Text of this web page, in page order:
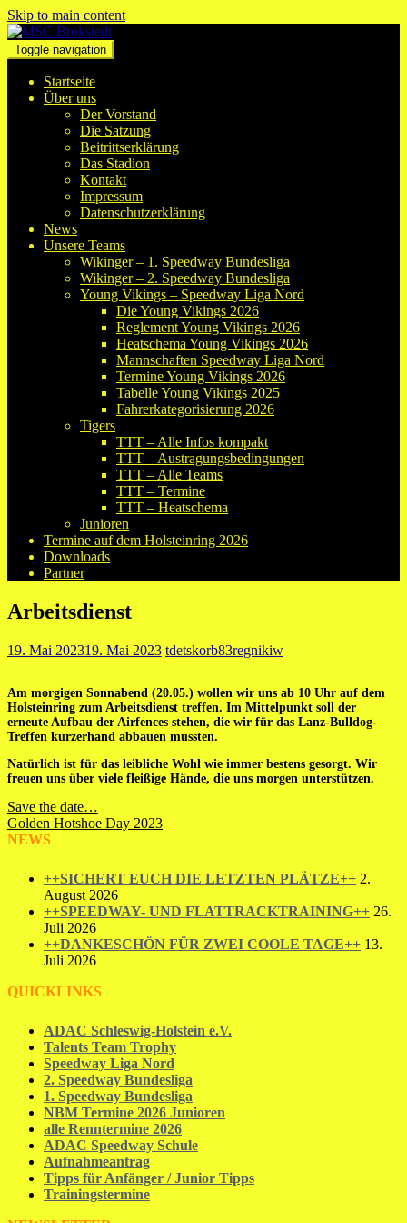
Skip to main content
Toggle navigation
Startseite
Über uns
Der Vorstand
Die Satzung
Beitrittserklärung
Das Stadion
Kontakt
Impressum
Datenschutzerklärung
News
Unsere Teams
Wikinger – 1. Speedway Bundesliga
Wikinger – 2. Speedway Bundesliga
Young Vikings – Speedway Liga Nord
Die Young Vikings 2026
Reglement Young Vikings 2026
Heatschema Young Vikings 2026
Mannschaften Speedway Liga Nord
Termine Young Vikings 2026
Tabelle Young Vikings 2025
Fahrerkategorisierung 2026
Tigers
TTT – Alle Infos kompakt
TTT – Austragungsbedingungen
TTT – Alle Teams
TTT – Termine
TTT – Heatschema
Junioren
Termine auf dem Holsteinring 2026
Downloads
Partner
Arbeitsdienst
19. Mai 202319. Mai 2023 tdetskorb83regnikiw
Am morgigen Sonnabend (20.05.) wollen wir uns ab 10 Uhr auf dem
Holsteinring zum Arbeitsdienst treffen. Im Mittelpunkt soll der
erneute Aufbau der Airfences stehen, die wir für das Lanz-Bulldog-
Treffen kurzerhand abbauen mussten.
Natürlich ist für das leibliche Wohl wie immer bestens gesorgt. Wir
freuen uns über viele fleißige Hände, die uns morgen unterstützen.
Beitragsnavigation
Save the date…
Golden Hotshoe Day 2023
NEWS
++SICHERT EUCH DIE LETZTEN PLÄTZE++ 2.
August 2026
++SPEEDWAY- UND FLATTRACKTRAINING++ 26.
Juli 2026
++DANKESCHÖN FÜR ZWEI COOLE TAGE++ 13.
Juli 2026
QUICKLINKS
ADAC Schleswig-Holstein e.V.
Talents Team Trophy
Speedway Liga Nord
2. Speedway Bundesliga
1. Speedway Bundesliga
NBM Termine 2026 Junioren
alle Renntermine 2026
ADAC Speedway Schule
Aufnahmeantrag
Tipps für Anfänger / Junior Tipps
Trainingstermine